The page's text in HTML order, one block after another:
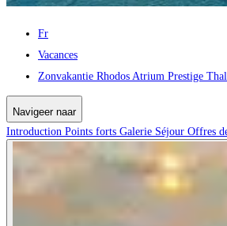
Fr
Vacances
Zonvakantie Rhodos Atrium Prestige
Navigeer naar
Introduction Points forts Galerie Séjour Offres